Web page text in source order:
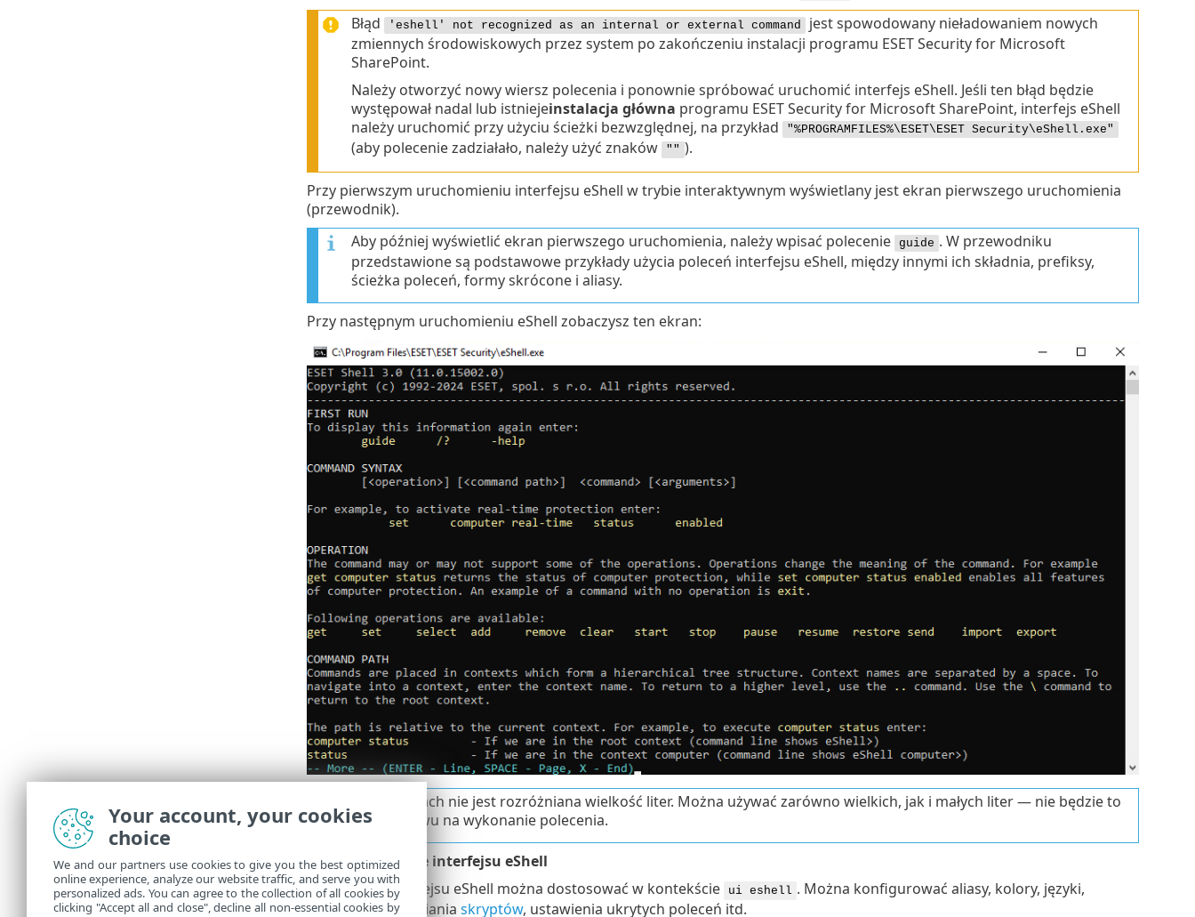
Błąd 'eshell' not recognized as an internal or external command jest spowodowany nieładowaniem nowych
zmiennych środowiskowych przez system po zakończeniu instalacji programu ESET Security for Microsoft
SharePoint.
Należy otworzyć nowy wiersz polecenia i ponownie spróbować uruchomić interfejs eShell. Jeśli ten błąd będzie
występował nadal lub istniejeinstalacja główna programu ESET Security for Microsoft SharePoint, interfejs eShell
należy uruchomić przy użyciu ścieżki bezwzględnej, na przykład
"%PROGRAMFILES%\ESET\ESET Security\eShell.exe"
(aby polecenie zadziałało, należy użyć znaków "" ).
Przy pierwszym uruchomieniu interfejsu eShell w trybie interaktywnym wyświetlany jest ekran pierwszego uruchomienia
(przewodnik).
Aby później wyświetlić ekran pierwszego uruchomienia, należy wpisać polecenie
guide . W przewodniku
przedstawione są podstawowe przykłady użycia poleceń interfejsu eShell, między innymi ich składnia, prefiksy,
ścieżka poleceń, formy skrócone i aliasy.
Przy następnym uruchomieniu eShell zobaczysz ten ekran:
W poleceniach nie jest rozróżniana wielkość liter. Można używać zarówno wielkich, jak i małych liter — nie będzie to
miało wpływu na wykonanie polecenia.
Dostosowywanie interfejsu eShell
Ustawienia interfejsu eShell można dostosować w kontekście
ui eshell . Można konfigurować aliasy, kolory, języki,
politykę uruchamiania skryptów, ustawienia ukrytych poleceń itd.
Your account, your cookies
choice
We and our partners use cookies to give you the best optimized
online experience, analyze our website traffic, and serve you with
personalized ads. You can agree to the collection of all cookies by
clicking "Accept all and close", decline all non-essential cookies by